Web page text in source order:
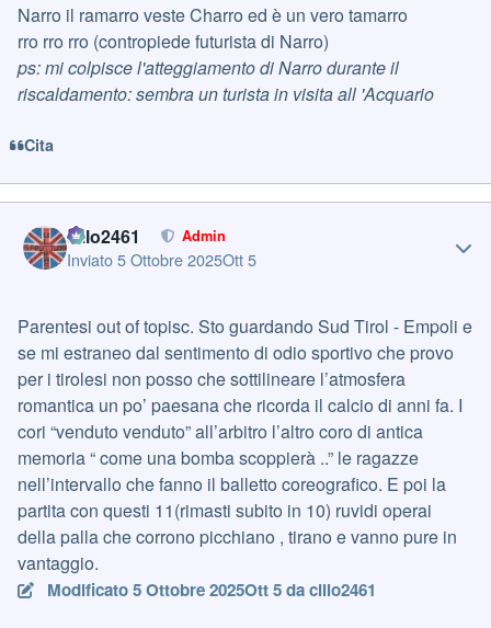
Narro il ramarro veste Charro ed è un vero tamarro
rro rro rro (contropiede futurista di Narro)
ps: mi colpisce l'atteggiamento di Narro durante il
riscaldamento: sembra un turista in visita all 'Acquario
Cita
cillo2461 Admin
Inviato5 Ottobre 2025Ott 5
Parentesi out of topisc. Sto guardando Sud Tirol - Empoli e
se mi estraneo dal sentimento di odio sportivo che provo
per i tirolesi non posso che sottilineare l’atmosfera
romantica un po’ paesana che ricorda il calcio di anni fa. I
cori “venduto venduto” all’arbitro l’altro coro di antica
memoria “ come una bomba scoppierà ..” le ragazze
nell’intervallo che fanno il balletto coreografico. E poi la
partita con questi 11(rimasti subito in 10) ruvidi operai
della palla che corrono picchiano , tirano e vanno pure in
vantaggio.
Modificato5 Ottobre 2025Ott 5da cillo2461